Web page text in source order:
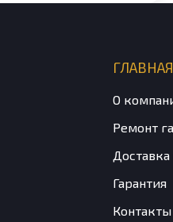
ГЛАВНАЯ
О
Ремонт
Доставка
Гарантия
Контакты